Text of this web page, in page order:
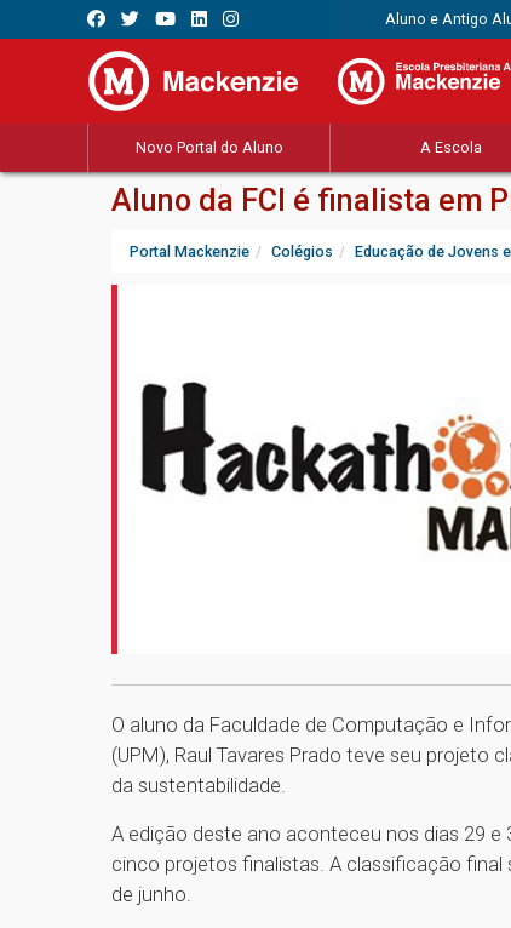
Aluno e Antigo
Novo Portal do Aluno A Escola
Aluno da FCI é finalista em
Portal Mackenzie Colégios Educação de Jovens
O aluno da Faculdade de Computação e
(UPM), Raul Tavares Prado teve seu
da sustentabilidade.
A edição deste ano aconteceu nos dias 29 e
cinco projetos finalistas. A classificação final
de junho.